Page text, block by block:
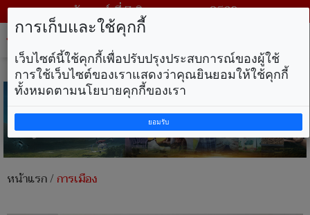
วันศุกร์ ที่ 7 สิงหาคม พ.ศ. 2569
หน้าแรก/การเมือง
การเก็บและใช้คุกกี้
เว็บไซต์นี้ใช้คุกกี้เพื่อปรับปรุงประสบการณ์ของผู้ใช้
การใช้เว็บไซต์ของเราแสดงว่าคุณยินยอมให้ใช้คุกกี้
ทั้งหมดตามนโยบายคุกกี้ของเรา
ยอมรับ